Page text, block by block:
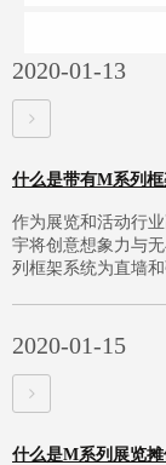
2020-01-13
什么是带有M系列
作为展览和活动行
宇将创意想象力与
列框架系统为直墙
2020-01-15
什么是M系列展览摊